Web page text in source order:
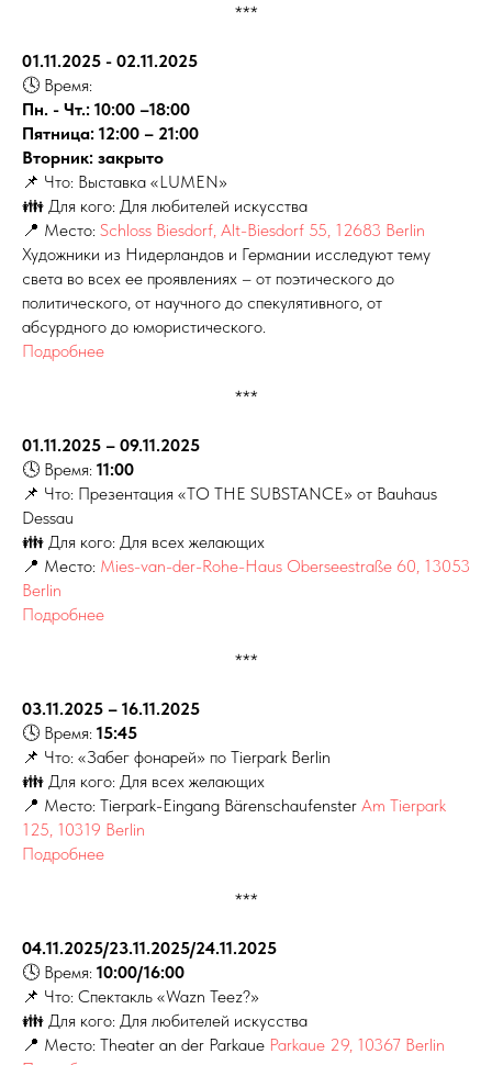
***
01.11.2025 - 02.11.2025
🕓 Время:
Пн. - Чт.: 10:00 –18:00
Пятница: 12:00 – 21:00
Вторник: закрыто
📌 Что: Выставка «LUMEN»
👪 Для кого: Для любителей искусства
📍 Место: Schloss Biesdorf, Alt-Biesdorf 55, 12683 Berlin
Художники из Нидерландов и Германии исследуют тему
света во всех ее проявлениях – от поэтического до
политического, от научного до спекулятивного, от
абсурдного до юмористического.
Подробнее
***
01.11.2025 – 09.11.2025
🕓 Время: 11:00
📌 Что: Презентация «TO THE SUBSTANCE» от Bauhaus
Dessau
👪 Для кого: Для всех желающих
📍 Место: Mies-van-der-Rohe-Haus Oberseestraße 60, 13053
Berlin
Подробнее
***
03.11.2025 – 16.11.2025
🕓 Время: 15:45
📌 Что: «Забег фонарей» по Tierpark Berlin
👪 Для кого: Для всех желающих
📍 Место: Tierpark-Eingang Bärenschaufenster Am Tierpark
125, 10319 Berlin
Подробнее
***
04.11.2025/23.11.2025/24.11.2025
🕓 Время: 10:00/16:00
📌 Что: Спектакль «Wazn Teez?»
👪 Для кого: Для любителей искусства
📍 Место: Theater an der Parkaue Parkaue 29, 10367 Berlin